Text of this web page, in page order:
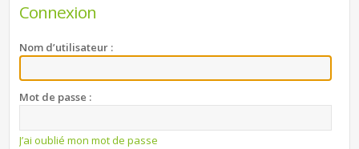
Connexion
Nom d’utilisateur :
Mot de passe :
J’ai oublié mon mot de passe